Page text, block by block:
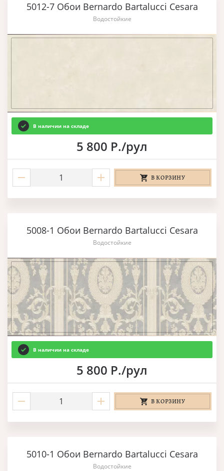
5012-7 Обои Bernardo Bartalucci Cesara
Водостойкие
В наличии на складе
5 800 Р./рул
В КОРЗИНУ
5008-1 Обои Bernardo Bartalucci Cesara
Водостойкие
В наличии на складе
5 800 Р./рул
В КОРЗИНУ
5010-1 Обои Bernardo Bartalucci Cesara
Водостойкие